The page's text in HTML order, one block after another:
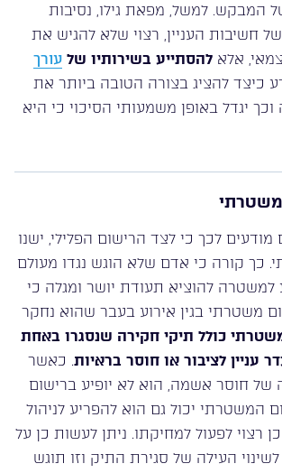
המבקש. למשל, מפאת גילו, נסיבות
חשיבות העניין, רצוי שלא להגיש את
אלא להסתייע בשירותיו של עורך
כיצד להציג בצורה הטובה ביותר את
יגדל באופן משמעותי הסיכוי כי היא
לכך כי לצד הרישום הפלילי, ישנו
כך קורה כי אדם שלא הוגש נגדו מעולם
למשטרה להוציא תעודת יושר ומגלה כי
משטרתי בגין אירוע בעבר שהוא נחקר
כולל תיקי חקירה שנסגרו באחת
עניין לציבור או חוסר בראיות. כאשר
של חוסר אשמה, הוא לא יופיע ברישום
המשטרתי יכול גם הוא להפריע לניהול
רצוי לפעול למחיקתו. ניתן לעשות כן על
העילה של סגירת התיק וזו תוגש